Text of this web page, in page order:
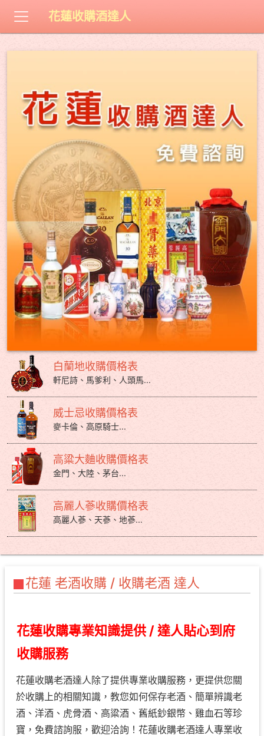
花蓮收購酒達人
白蘭地收購價格表
軒尼詩、馬爹利、人頭馬...
威士忌收購價格表
麥卡倫、高原騎士...
高粱大麯收購價格表
金門、大陸、茅台...
高麗人蔘收購價格表
高麗人蔘、天蔘、地蔘...
花蓮 老酒收購 / 收購老酒 達人
花蓮收購專業知識提供 / 達人貼心到府
收購服務
花蓮收購老酒達人除了提供專業收購服務，更提供您關
於收購上的相關知識，教您如何保存老酒、簡單辨識老
酒、洋酒、虎骨酒、高粱酒、舊紙鈔銀幣、雞血石等珍
寶，免費諮詢服，歡迎洽詢！花蓮收購老酒達人專業收